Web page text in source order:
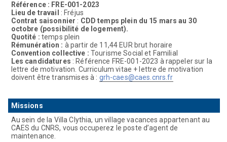
Référence : FRE-001-2023
Lieu de travail
: Fréjus
Contrat saisonnier : CDD temps plein du 15 mars au 30
octobre (possibilité de logement).
Quotité : temps plein
Rémunération : à partir de 11,44 EUR brut horaire
Convention collective : Tourisme Social et Familial
Les candidatures : Référence FRE-001-2023 à rappeler sur la
lettre de motivation. Curriculum vitae + lettre de motivation
doivent être transmises à : grh-caes@caes.cnrs.fr
Missions
Au sein de la Villa Clythia, un village vacances appartenant au
CAES du CNRS, vous occuperez le poste d’agent de
maintenance.